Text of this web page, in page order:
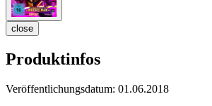
close
Produktinfos
Veröffentlichungsdatum: 01.06.2018